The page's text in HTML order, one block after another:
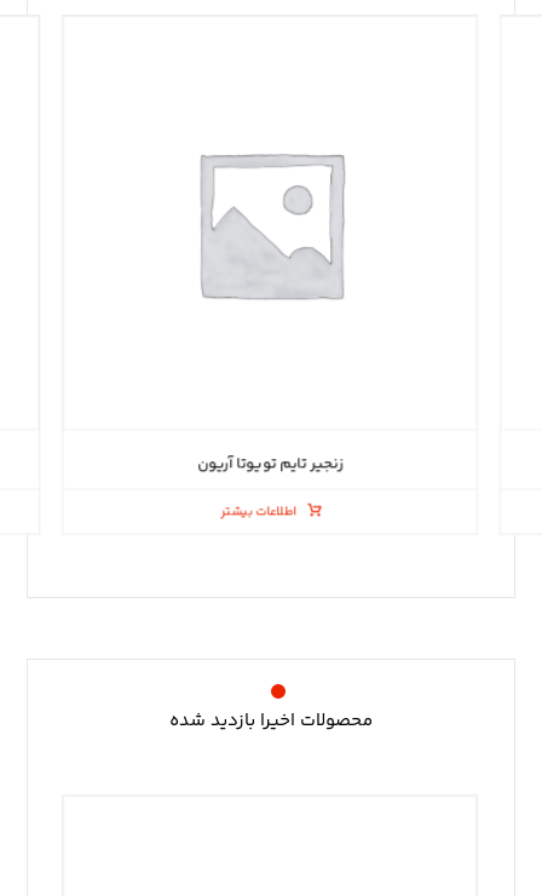
زنجیر تایم تویوتا آریون
اطلاعات بیشتر
محصولات اخیرا بازدید شده